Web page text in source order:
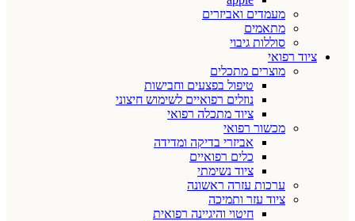
מעמדים ואביזרים
מתאמים
סוללות גיבוי
ציוד רפואי
מוצרים מתכלים
טיפול בפצעים וחבישות
נוזלים רפואיים לשימוש חיצוני
ציוד מתכלה רפואי
מכשור רפואי
אביזרי בדיקה ומדידה
כלים רפואיים
ציוד נשימתי
ערכות עזרה ראשונה
ציוד עזר ותמיכה
חיטוי והיגיינה רפואית